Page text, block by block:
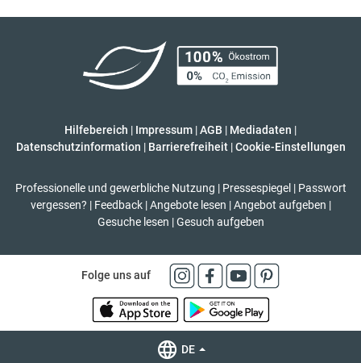
Hilfebereich | Impressum |AGB | Mediadaten |
Datenschutzinformation | Barrierefreiheit | Cookie-Einstellungen
Professionelle und gewerbliche Nutzung | Pressespiegel | Passwort
vergessen? | Feedback | Angebote lesen | Angebot aufgeben |
Gesuche lesen | Gesuch aufgeben
Folge uns auf
DE